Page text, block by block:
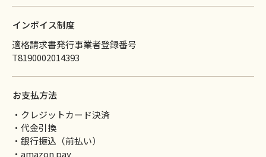
インボイス制度
適格請求書発行事業者登録番号
T8190002014393
お支払方法
・クレジットカード決済
・代金引換
・銀行振込（前払い）
・amazon pay